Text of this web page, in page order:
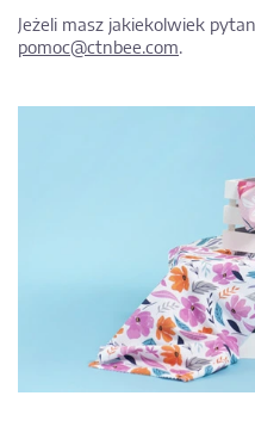
Jeżeli masz jakiekolwiek
pomoc@ctnbee.com.